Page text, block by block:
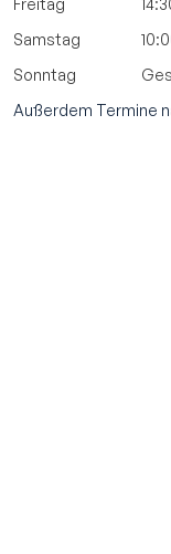
Freitag
Samstag
Sonntag
Außerdem Termine